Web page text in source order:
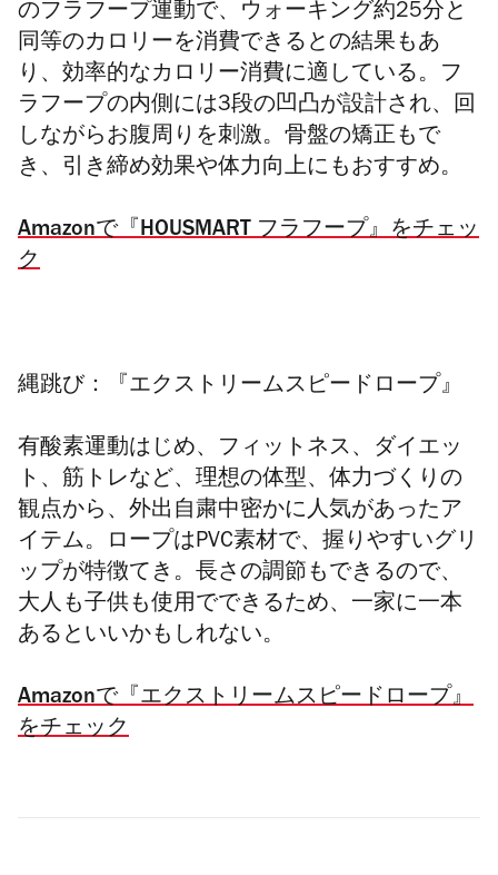
のフラフープ運動で、ウォーキング約25分と
同等のカロリーを消費できるとの結果もあ
り、効率的なカロリー消費に適している。フ
ラフープの内側には3段の凹凸が設計され、回
しながらお腹周りを刺激。骨盤の矯正もで
き、引き締め効果や体力向上にもおすすめ。
Amazonで『HOUSMART フラフープ』をチェッ
ク
縄跳び：『エクストリームスピードロープ』
有酸素運動はじめ、フィットネス、ダイエッ
ト、筋トレなど、理想の体型、体力づくりの
観点から、外出自粛中密かに人気があったア
イテム。ロープはPVC素材で、握りやすいグリ
ップが特徴てき。長さの調節もできるので、
大人も子供も使用でできるため、一家に一本
あるといいかもしれない。
Amazonで『エクストリームスピードロープ』
をチェック